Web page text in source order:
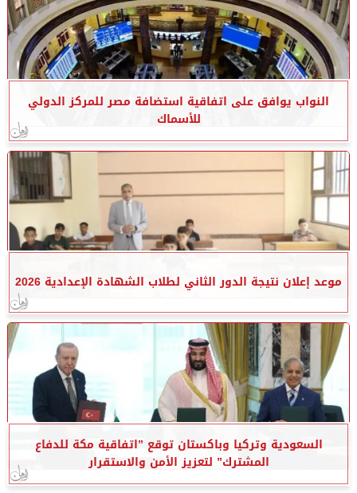
النواب يوافق على اتفاقية استضافة مصر للمركز الدولي
للأسماك
موعد إعلان نتيجة الدور الثاني لطلاب الشهادة الإعدادية 2026
السعودية وتركيا وباكستان توقع ”اتفاقية مكة للدفاع
المشترك” لتعزيز الأمن والاستقرار